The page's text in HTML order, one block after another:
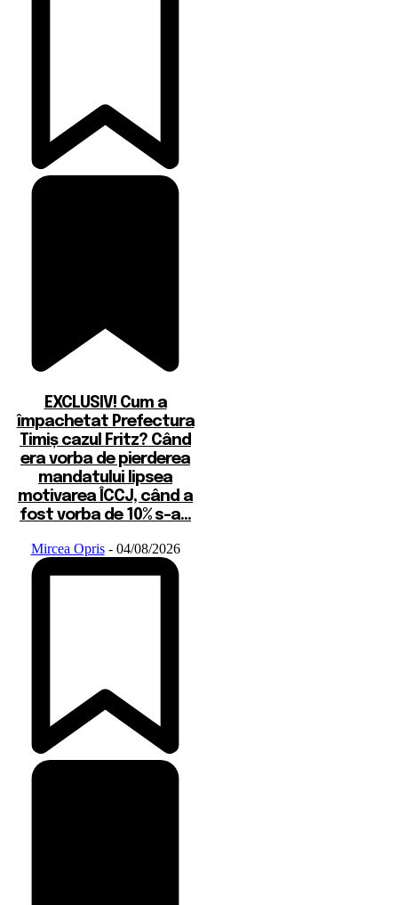
EXCLUSIV! Cum a
împachetat Prefectura
Timiș cazul Fritz? Când
era vorba de pierderea
mandatului lipsea
motivarea ÎCCJ, când a
fost vorba de 10% s-a...
Mircea Opris - 04/08/2026